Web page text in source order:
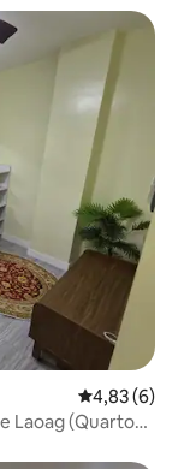
4,83 de uma
4,83 (6)
Laoag (Quarto